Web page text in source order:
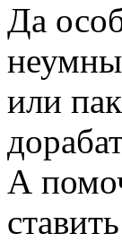
Да
или
А